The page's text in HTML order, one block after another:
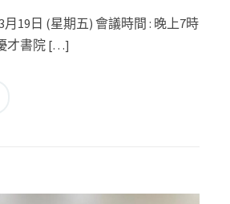
月19日 (星期五) 會議時間 : 晚上7時
才書院 […]